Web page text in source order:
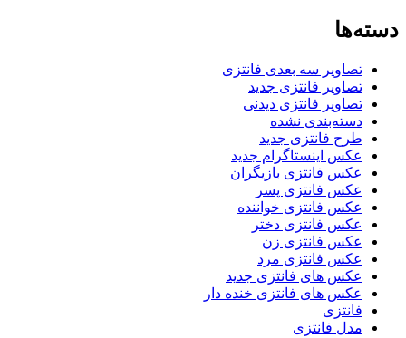
دسته‌ها
تصاویر سه بعدی فانتزی
تصاویر فانتزی جدید
تصاویر فانتزی دیدنی
دسته‌بندی نشده
طرح فانتزی جدید
عکس اینستاگرام جدید
عکس فانتزی بازیگران
عکس فانتزی پسر
عکس فانتزی خواننده
عکس فانتزی دختر
عکس فانتزی زن
عکس فانتزی مرد
عکس های فانتزی جدید
عکس های فانتزی خنده دار
فانتزی
مدل فانتزی